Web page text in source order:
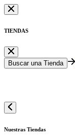
TIENDAS
Buscar una Tienda
Nuestras Tiendas